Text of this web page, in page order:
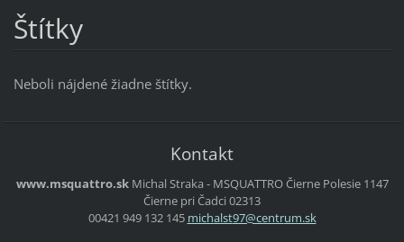
Štítky
Neboli nájdené žiadne štítky.
Kontakt
www.msquattro.sk Michal Straka - MSQUATTROČierne Polesie 1147
Čierne pri Čadci 02313
00421 949 132 145 michalst97@centrum.sk